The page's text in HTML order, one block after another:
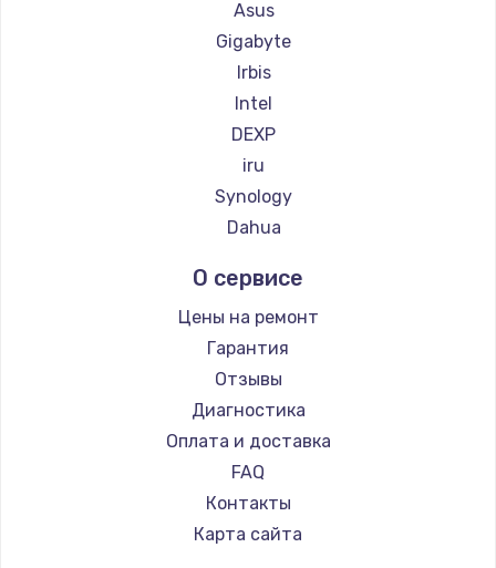
Asus
Gigabyte
Irbis
Intel
DEXP
iru
Synology
Dahua
О сервисе
Цены на ремонт
Гарантия
Отзывы
Диагностика
Оплата и доставка
FAQ
Контакты
Карта сайта